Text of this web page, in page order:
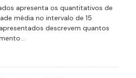
apresenta os quantitativos de
média no intervalo de 15
descrevem quantos